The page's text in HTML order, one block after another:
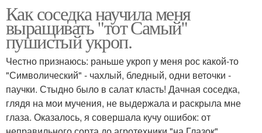
Как соседка научила меня
выращивать "тот Самый"
пушистый укроп.
Честно признаюсь: раньше укроп у меня рос какой-то
"Символический" - чахлый, бледный, одни веточки -
паучки. Стыдно было в салат класть! Дачная соседка,
глядя на мои мучения, не выдержала и раскрыла мне
глаза. Оказалось, я совершала кучу ошибок: от